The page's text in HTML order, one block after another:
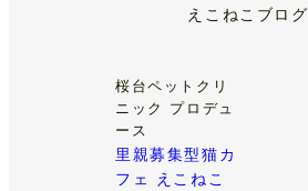
えこねこブログ
桜台ペットクリ
ニック プロデュ
ース
里親募集型猫カ
フェ えこねこ